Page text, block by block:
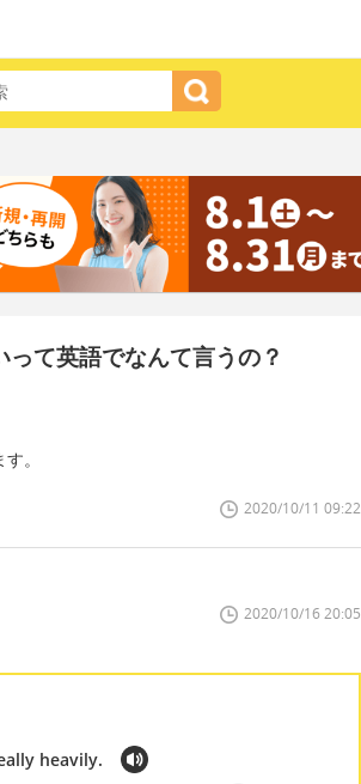
て英語でなんて言うの？
。
2020/10/11 09:22
2020/10/16 20:05
heavily.